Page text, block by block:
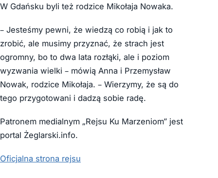
W Gdańsku byli też rodzice Mikołaja Nowaka.
– Jesteśmy pewni, że wiedzą co robią i jak to
zrobić, ale musimy przyznać, że strach jest
ogromny, bo to dwa lata rozłąki, ale i poziom
wyzwania wielki – mówią Anna i Przemysław
Nowak, rodzice Mikołaja. – Wierzymy, że są do
tego przygotowani i dadzą sobie radę.
Patronem medialnym „Rejsu Ku Marzeniom” jest
portal Żeglarski.info.
Oficjalna strona rejsu